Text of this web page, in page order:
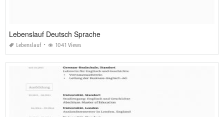
Lebenslauf Deutsch Sprache
Lebenslauf 1041 Views